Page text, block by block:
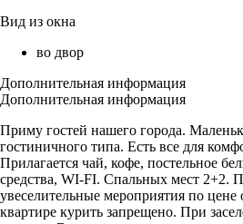
Вид из окна
во двор
Дополнительная информация
Дополнительная информация
Приму гостей нашего города.
гостиничного типа. Есть все для
Прилагается чай, кофе, постельное
средства, WI-FI. Спальных мест 2+2.
увеселительные мероприятия по цене
квартире курить запрещено. При